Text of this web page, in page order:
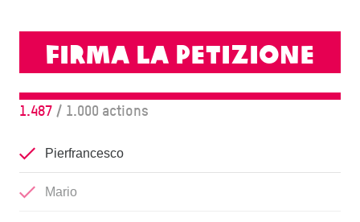
Firma la petizione
1.487 / 1.000 actions
Pierfrancesco
Mario